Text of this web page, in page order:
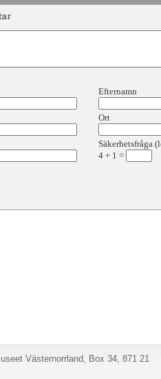
Efternamn
Ort
Säkerhetsfråga
4 + 1 =
Västernorrland, Box 34, 871 21